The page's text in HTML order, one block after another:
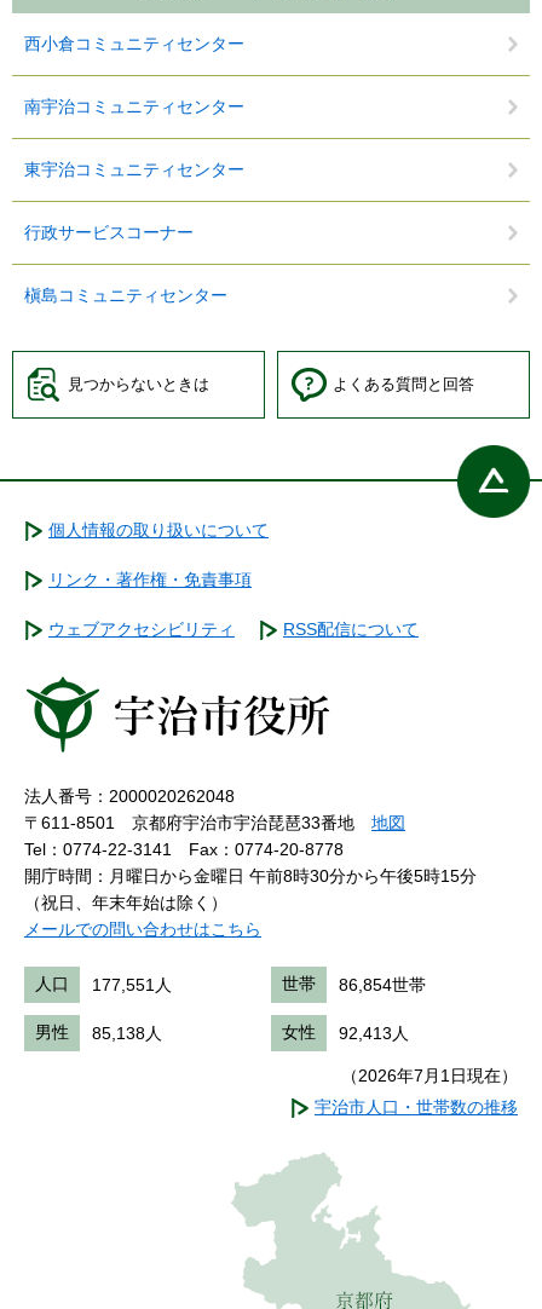
西小倉コミュニティセンター
南宇治コミュニティセンター
東宇治コミュニティセンター
行政サービスコーナー
槇島コミュニティセンター
見つからないときは よくある質問と回答
個人情報の取り扱いについて
リンク・著作権・免責事項
ウェブアクセシビリティ RSS配信について
法人番号：2000020262048
〒611-8501 京都府宇治市宇治琵琶33番地 地図
Tel：0774-22-3141
Fax：0774-20-8778
開庁時間：月曜日から金曜日 午前8時30分から午後5時15分
（祝日、年末年始は除く）
メールでの問い合わせはこちら
人口 177,551人 世帯 86,854世帯
男性 85,138人 女性 92,413人
（2026年7月1日現在）
宇治市人口・世帯数の推移